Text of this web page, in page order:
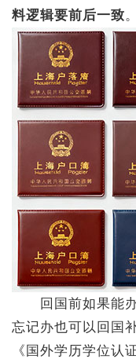
料逻辑要前后一致。
回国前如果能办
忘记办也可以回国
《国外学历学位认